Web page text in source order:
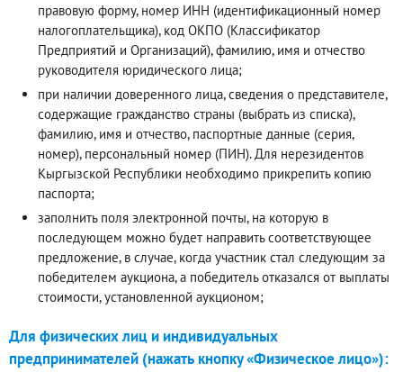
правовую форму, номер ИНН (идентификационный номер
налогоплательщика), код ОКПО (Классификатор
Предприятий и Организаций), фамилию, имя и отчество
руководителя юридического лица;
при наличии доверенного лица, сведения о представителе,
содержащие гражданство страны (выбрать из списка),
фамилию, имя и отчество, паспортные данные (серия,
номер), персональный номер (ПИН). Для нерезидентов
Кыргызской Республики необходимо прикрепить копию
паспорта;
заполнить поля электронной почты, на которую в
последующем можно будет направить соответствующее
предложение, в случае, когда участник стал следующим за
победителем аукциона, а победитель отказался от выплаты
стоимости, установленной аукционом;
Для физических лиц и индивидуальных
предпринимателей (нажать кнопку «Физическое лицо»):